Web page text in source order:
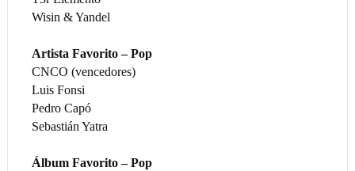
Wisin & Yandel
Artista Favorito – Pop
CNCO (vencedores)
Luis Fonsi
Pedro Capó
Sebastián Yatra
Álbum Favorito – Pop